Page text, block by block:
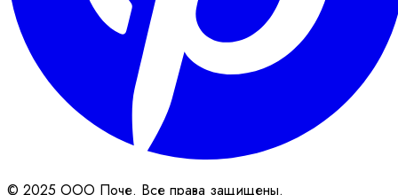
© 2025 ООО Поче. Все права защищены.